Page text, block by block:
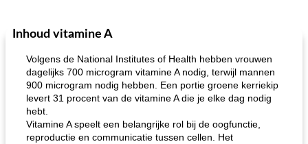
Feestdagen en evenementen
Inhoud vitamine A
Volgens de National Institutes of Health hebben vrouwen
dagelijks 700 microgram vitamine A nodig, terwijl mannen
900 microgram nodig hebben. Een portie groene kerriekip
levert 31 procent van de vitamine A die je elke dag nodig
hebt.
Vitamine A speelt een belangrijke rol bij de oogfunctie,
reproductie en communicatie tussen cellen. Het